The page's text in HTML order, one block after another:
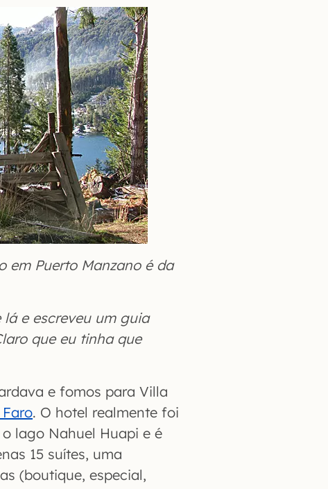
em Puerto Manzano é da
e escreveu um guia
que eu tinha que
e fomos para Villa
Faro. O hotel realmente foi
lago Nahuel Huapi e é
15 suítes, uma
(boutique, especial,